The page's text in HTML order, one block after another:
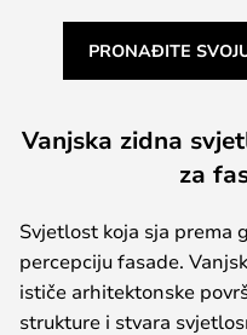
PRONAĐITE
Vanjska zidna
za
Svjetlost koja sja prema
percepciju fasade.
ističe arhitektonske
strukture i stvara